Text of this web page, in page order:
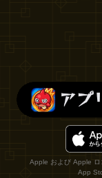
Apple および Apple ロ
App